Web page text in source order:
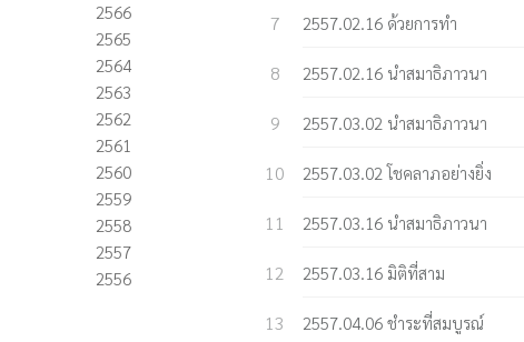
2566
2565
2564
2563
2562
2561
2560
2559
2558
2557
2556
2557.02.16 ด้วยการทำ
2557.02.16 นำสมาธิภาวนา
2557.03.02 นำสมาธิภาวนา
2557.03.02 โชคลาภอย่างยิ่ง
2557.03.16 นำสมาธิภาวนา
2557.03.16 มิติที่สาม
2557.04.06 ชำระที่สมบูรณ์